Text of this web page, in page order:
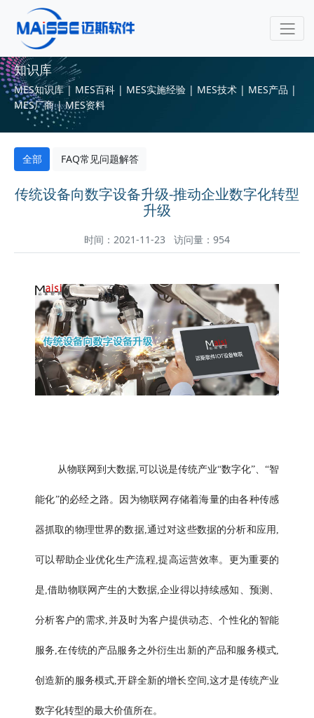
知识库
MES知识库 | MES百科 | MES实施经验 | MES技术 | MES产品 |
MES厂商 | MES资料
全部 FAQ常见问题解答
传统设备向数字设备升级-推动企业数字化转型
升级
时间：2021-11-23 访问量：954
从物联网到大数据,可以说是传统产业“数字化”、“智
能化”的必经之路。因为物联网存储着海量的由各种传感
器抓取的物理世界的数据,通过对这些数据的分析和应用,
可以帮助企业优化生产流程,提高运营效率。更为重要的
是,借助物联网产生的大数据,企业得以持续感知、预测、
分析客户的需求,并及时为客户提供动态、个性化的智能
服务,在传统的产品服务之外衍生出新的产品和服务模式,
创造新的服务模式,开辟全新的增长空间,这才是传统产业
数字化转型的最大价值所在。